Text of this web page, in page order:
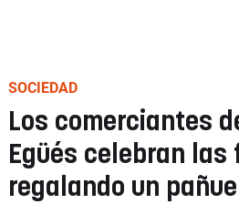
SOCIEDAD
Los comerciantes
Egüés celebran
regalando un